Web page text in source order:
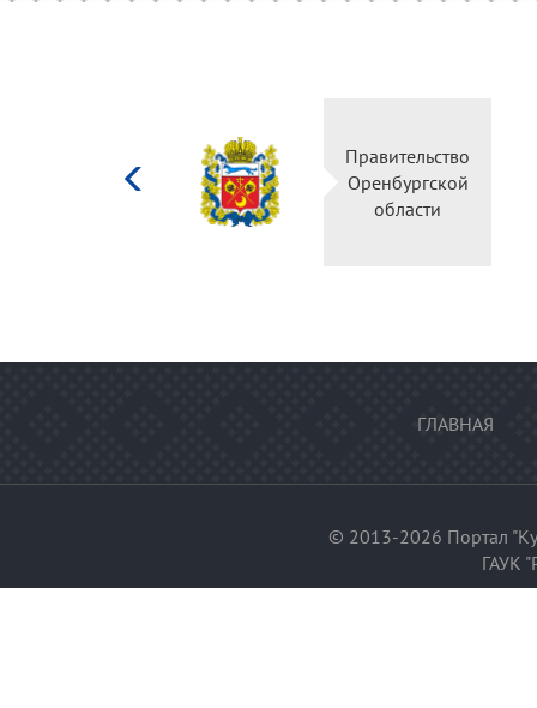
Министерство
культуры
Российской
ГЛАВНАЯ
© 2013-2026 Портал
ГАУК